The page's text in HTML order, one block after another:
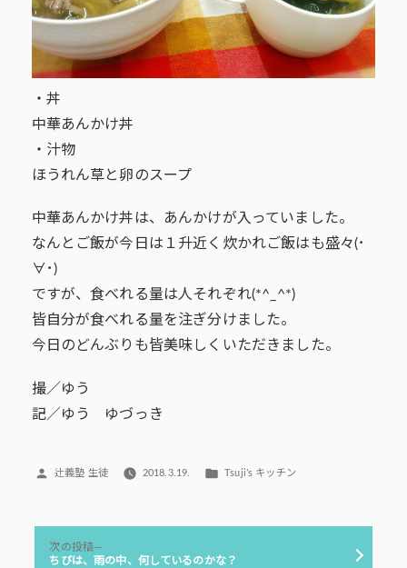
・丼
中華あんかけ丼
・汁物
ほうれん草と卵のスープ
中華あんかけ丼は、あんかけが入っていました。
なんとご飯が今日は１升近く炊かれご飯はも盛々(･
∀･)
ですが、食べれる量は人それぞれ(*^_^*)
皆自分が食べれる量を注ぎ分けました。
今日のどんぶりも皆美味しくいただきました。
撮／ゆう
記／ゆう ゆづっき
投
辻義塾 生徒 2018.3.19.
カ
リ
Tsuji’s キッチン
次の投稿
の
ちびは、雨の中、何しているのかな？